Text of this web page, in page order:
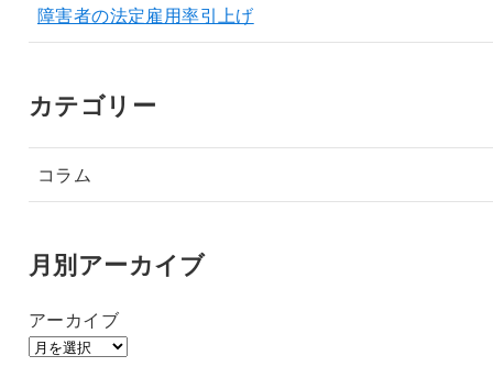
障害者の法定雇用率引上げ
カテゴリー
コラム
月別アーカイブ
アーカイブ